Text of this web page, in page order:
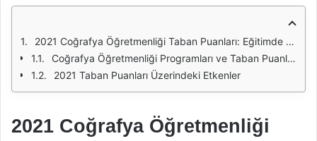
2021 Coğrafya Öğretmenliği Taban Puanları: Eğitimde Yeni Bir Dönem
Coğrafya Öğretmenliği Programları ve Taban Puanları
2021 Taban Puanları Üzerindeki Etkenler
2021 Coğrafya Öğretmenliği